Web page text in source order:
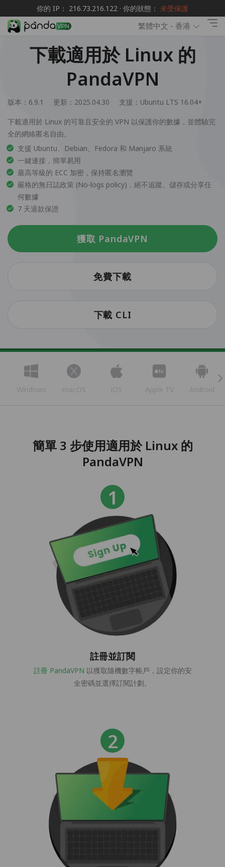
你的 IP： 216.73.216.122 · 你的狀態： 未受保護
繁體中文 - 香港
下載適用於 Linux 的
PandaVPN
版本：6.9.1 更新：2025.04.30 支援： Ubuntu LTS 16.04+
下載適用於 Linux 的可靠且安全的 VPN 以保護你的數據，並體驗完
全的網絡匿名自由。
支援 Ubuntu、Debian、Fedora 和 Manjaro 系統
一鍵連接，簡單易用
最高等級的 ECC 加密，保持匿名瀏覽
嚴格的無日誌政策 (No-logs policy)，絕不追蹤、儲存或分享任
何數據
7 天退款保證
獲取 PandaVPN
免費下載
下載 CLI
Windows macOS iOS Apple TV Android
簡單 3 步使用適用於 Linux 的
PandaVPN
註冊並訂閱
註冊 PandaVPN 以獲取隨機數字帳戶，設定你的安
全密碼並選擇訂閱計劃。